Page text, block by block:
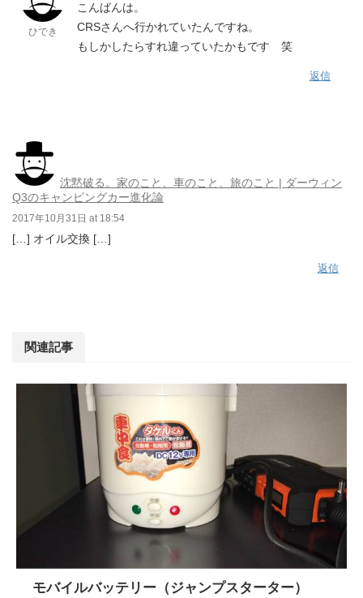
ひでき
こんばんは。
CRSさんへ行かれていたんですね。
もしかしたらすれ違っていたかもです 笑
返信
沈黙破る。家のこと、車のこと、旅のこと | ダーウィン
Q3のキャンピングカー進化論
2017年10月31日 at 18:54
[…] オイル交換 […]
返信
関連記事
モバイルバッテリー（ジャンプスターター）